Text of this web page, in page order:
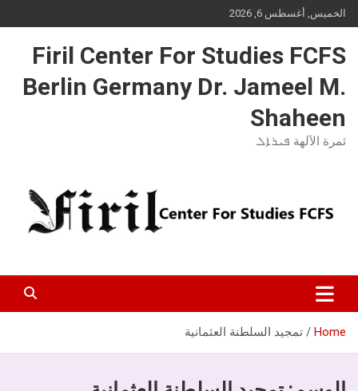
Skip
to
الخميس, أغسطس 6, 2026
Firil Center For Studies FCFS
Berlin Germany Dr. Jameel M.
Shaheen
ثمرة الآلهة ܦܝܪܐܠ
Home تمجيد السلطنة العثمانية